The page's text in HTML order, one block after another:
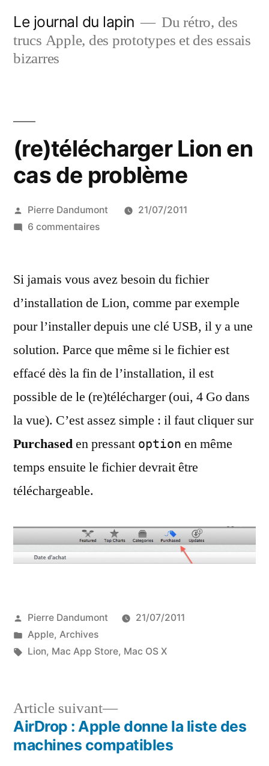
contenu
Le journal du lapin
Du rétro, des
trucs Apple, des prototypes et des essais
bizarres
(re)télécharger Lion en
cas de problème
Publié
par
Pierre Dandumont
21/07/2011
6 commentairessur
en
de
problème
Si jamais vous avez besoin du fichier
d’installation de Lion, comme par exemple
pour l’installer depuis une clé USB, il y a une
solution. Parce que même si le fichier est
effacé dès la fin de l’installation, il est
possible de le (re)télécharger (oui, 4 Go dans
la vue). C’est assez simple : il faut cliquer sur
Purchaseden pressant option en même
temps ensuite le fichier devrait être
téléchargeable.
Publié
par
Pierre Dandumont
21/07/2011
Publié
dans
Apple, Archives
Étiquettes :
Lion, Mac App Store, Mac OS X
Navigation
Article suivant
Article
suivant :
AirDrop : Apple donne la liste des
machines compatibles